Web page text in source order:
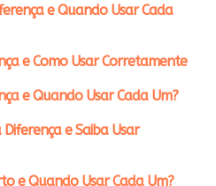
e Quando Usar Cada
e Como Usar Corretamente
e Quando Usar Cada Um?
e Saiba Usar
e Quando Usar Cada Um?